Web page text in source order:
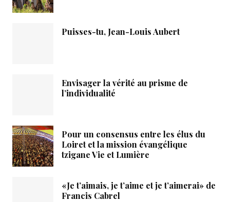
Puisses-tu, Jean-Louis Aubert
Envisager la vérité au prisme de
l’individualité
Pour un consensus entre les élus du
Loiret et la mission évangélique
tzigane Vie et Lumière
«Je t’aimais, je t’aime et je t’aimerai» de
Francis Cabrel